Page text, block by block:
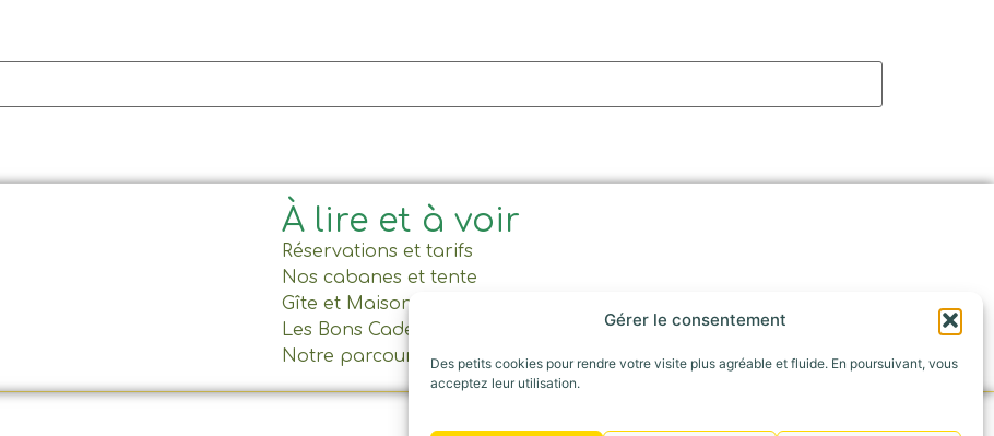
Gérer le consentement
Des petits cookies pour rendre votre visite plus agréable et fluide. En poursuivant, vous
acceptez leur utilisation.
À lire et à voir
Réservations et tarifs
Nos cabanes et tente
Gîte et Maison commune
Les Bons Cadeaux
Notre parcours